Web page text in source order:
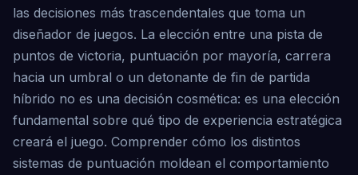
las decisiones más trascendentales que toma un
diseñador de juegos. La elección entre una pista de
puntos de victoria, puntuación por mayoría, carrera
hacia un umbral o un detonante de fin de partida
híbrido no es una decisión cosmética: es una elección
fundamental sobre qué tipo de experiencia estratégica
creará el juego. Comprender cómo los distintos
sistemas de puntuación moldean el comportamiento